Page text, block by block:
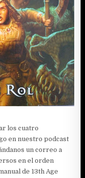
los cuatro
en nuestro podcast
un correo a
en el orden
de 13th Age